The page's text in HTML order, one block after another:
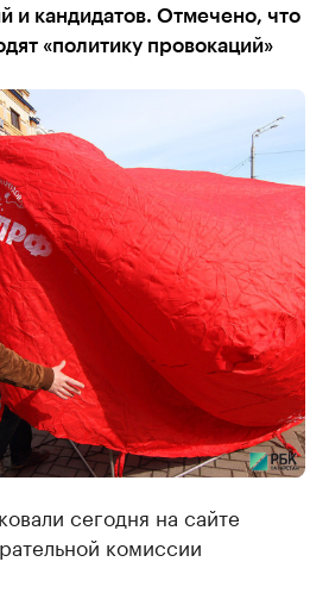
и кандидатов. Отмечено, что
«политику провокаций»
сегодня на сайте
комиссии